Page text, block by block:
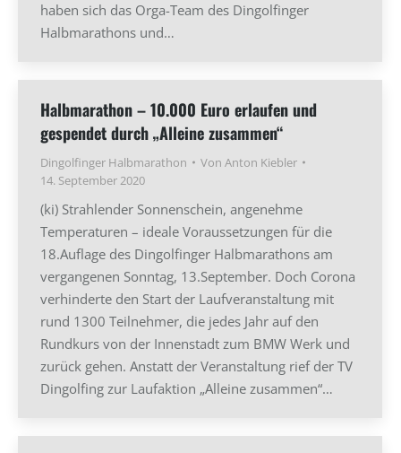
haben sich das Orga-Team des Dingolfinger
Halbmarathons und…
Halbmarathon – 10.000 Euro erlaufen und
gespendet durch „Alleine zusammen“
Dingolfinger Halbmarathon Von Anton Kiebler
14. September 2020
(ki) Strahlender Sonnenschein, angenehme
Temperaturen – ideale Voraussetzungen für die
18.Auflage des Dingolfinger Halbmarathons am
vergangenen Sonntag, 13.September. Doch Corona
verhinderte den Start der Laufveranstaltung mit
rund 1300 Teilnehmer, die jedes Jahr auf den
Rundkurs von der Innenstadt zum BMW Werk und
zurück gehen. Anstatt der Veranstaltung rief der TV
Dingolfing zur Laufaktion „Alleine zusammen“…